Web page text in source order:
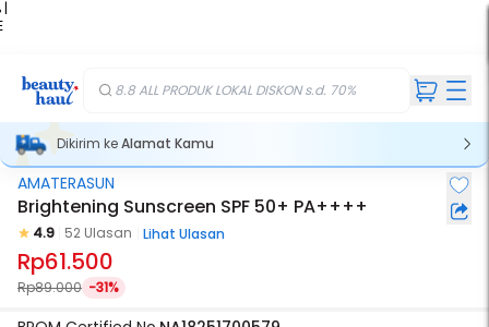
|
8.8 ALL PRODUK LOKAL DISKON s.d. 70%
Dikirim keAlamat Kamu
AMATERASUN
Brightening Sunscreen SPF 50+ PA++++
4.9 52 Ulasan Lihat Ulasan
Rp61.500
Rp89.000 -31%